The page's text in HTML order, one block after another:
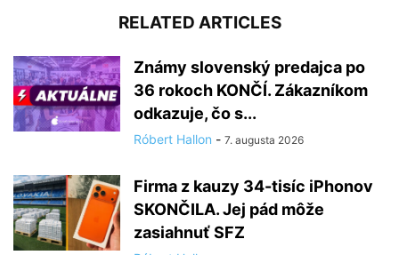
RELATED ARTICLES
Známy slovenský predajca po
36 rokoch KONČÍ. Zákazníkom
odkazuje, čo s...
Róbert Hallon - 7. augusta 2026
Firma z kauzy 34-tisíc iPhonov
SKONČILA. Jej pád môže
zasiahnuť SFZ